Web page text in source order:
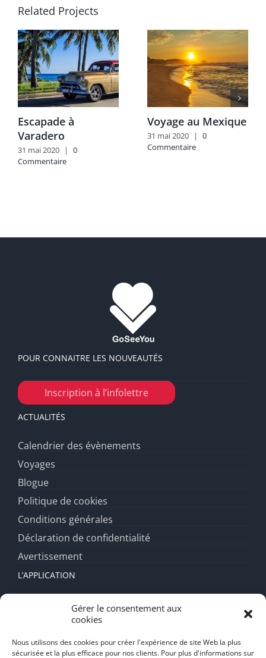
Gérer le consentement aux
cookies
Nous utilisons des cookies pour créer l'expérience de site Web la plus
sécurisée et la plus efficace pour nos clients. Pour plus d'informations sur
Related Projects
Escapade à
Varadero
31 mai 2020 |
0
Commentaire
Voyage au Mexique
31 mai 2020 |
0
Commentaire
POUR CONNAITRE LES NOUVEAUTÉS
Inscription à l’infolettre
ACTUALITÉS
Calendrier des évènements
Voyages
Blogue
Politique de cookies
Conditions générales
Déclaration de confidentialité
Avertissement
L’APPLICATION
Fonctionnalités
Forfait diamant
FAQ